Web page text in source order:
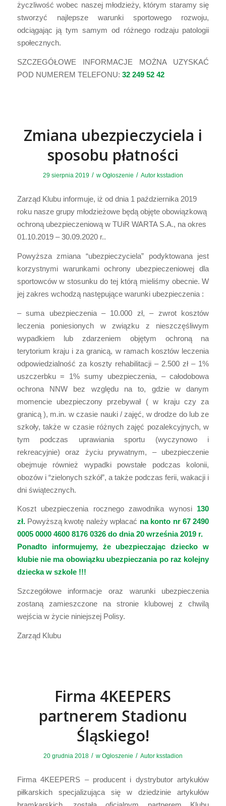
życzliwość wobec naszej młodzieży, którym staramy się
stworzyć najlepsze warunki sportowego rozwoju,
odciągając ją tym samym od różnego rodzaju patologii
społecznych.
SZCZEGÓŁOWE INFORMACJE MOŻNA UZYSKAĆ
POD NUMEREM TELEFONU: 32 249 52 42
Zmiana ubezpieczyciela i
sposobu płatności
29 sierpnia 2019 / w Ogłoszenie / Autor ksstadion
Zarząd Klubu informuje, iż od dnia 1 października 2019
roku nasze grupy młodzieżowe będą objęte obowiązkową
ochroną ubezpieczeniową w TUiR WARTA S.A., na okres
01.10.2019 – 30.09.2020 r..
Powyższa zmiana “ubezpieczyciela” podyktowana jest
korzystnymi warunkami ochrony ubezpieczeniowej dla
sportowców w stosunku do tej którą mieliśmy obecnie. W
jej zakres wchodzą następujące warunki ubezpieczenia :
– suma ubezpieczenia – 10.000 zł, – zwrot kosztów
leczenia poniesionych w związku z nieszczęśliwym
wypadkiem lub zdarzeniem objętym ochroną na
terytorium kraju i za granicą, w ramach kosztów leczenia
odpowiedzialność za koszty rehabilitacji – 2.500 zł – 1%
uszczerbku = 1% sumy ubezpieczenia, – całodobowa
ochrona NNW bez względu na to, gdzie w danym
momencie ubezpieczony przebywał ( w kraju czy za
granicą ), m.in. w czasie nauki / zajęć, w drodze do lub ze
szkoły, także w czasie różnych zajęć pozalekcyjnych, w
tym podczas uprawiania sportu (wyczynowo i
rekreacyjnie) oraz życiu prywatnym, – ubezpieczenie
obejmuje również wypadki powstałe podczas kolonii,
obozów i “zielonych szkół”, a także podczas ferii, wakacji i
dni świątecznych.
Koszt ubezpieczenia rocznego zawodnika wynosi 130
zł.Powyższą kwotę należy wpłacać na konto nr 67 2490
0005 0000 4600 8176 0326 do dnia 20 września 2019 r.
Ponadto informujemy, że ubezpieczając dziecko w
klubie nie ma obowiązku ubezpieczania po raz kolejny
dziecka w szkole !!!
Szczegółowe informacje oraz warunki ubezpieczenia
zostaną zamieszczone na stronie klubowej z chwilą
wejścia w życie niniejszej Polisy.
Zarząd Klubu
Firma 4KEEPERS
partnerem Stadionu
Śląskiego!
20 grudnia 2018 / w Ogłoszenie / Autor ksstadion
Firma 4KEEPERS – producent i dystrybutor artykułów
piłkarskich specjalizująca się w dziedzinie artykułów